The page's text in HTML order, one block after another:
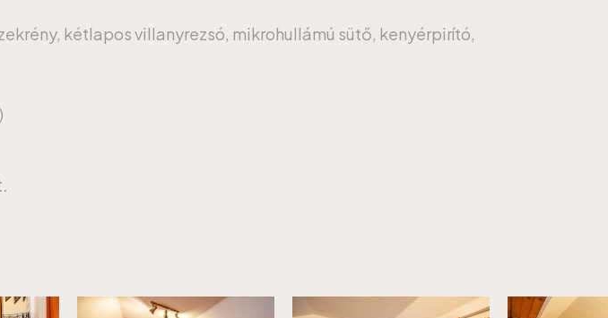
kétlapos villanyrezsó, mikrohullámú sütő, kenyérpirító,